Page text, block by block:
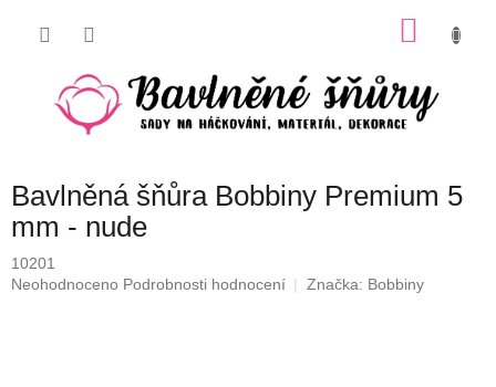
Bavlněná šňůra Bobbiny Premium 5
mm - nude
10201
Průměrné
Neohodnoceno Podrobnosti hodnocení Značka: Bobbiny